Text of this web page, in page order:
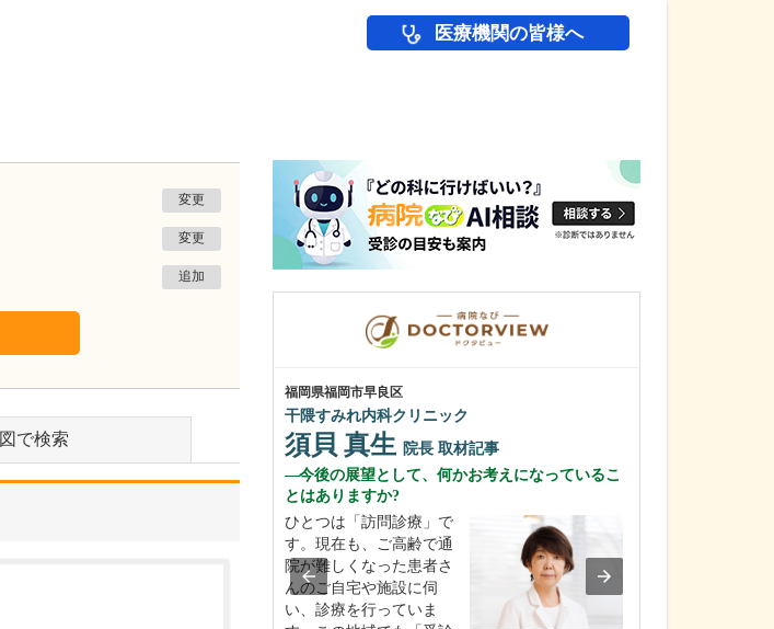
医療機関の皆様へ
変更
変更
追加
で検索
外科クリニック
文院長
福岡県福岡市早良区
干隈すみれ内科クリニック
須貝 真生 院長 取材記事
今後の展望として、何かお考えになっているこ
とはありますか?
ひとつは「訪問診療」で
す。現在も、ご高齢で通
院が難しくなった患者さ
んのご自宅や施設に伺
い、診療を行っていま